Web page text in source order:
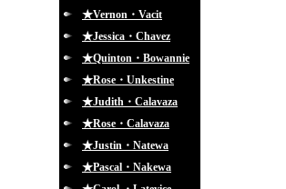
★Vernon・Vacit
★Jessica・Chavez
★Quinton・Bowannie
★Rose・Unkestine
★Judith・Calavaza
★Rose・Calavaza
★Justin・Natewa
★Pascal・Nakewa